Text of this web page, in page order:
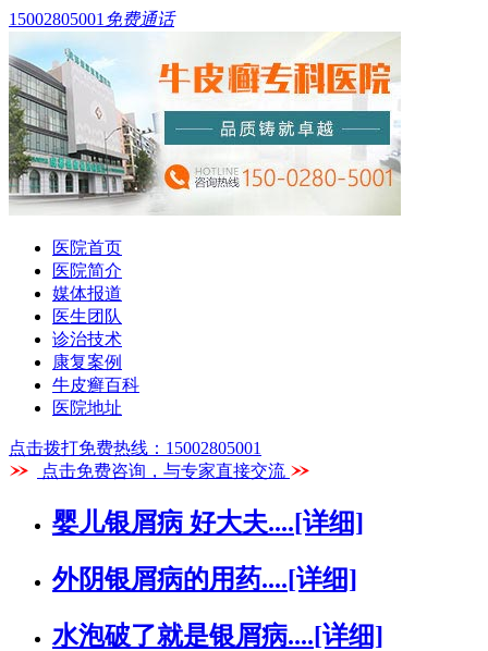
15002805001 免费通话
医院首页
医院简介
媒体报道
医生团队
诊治技术
康复案例
牛皮癣百科
医院地址
点击拨打免费热线：15002805001
点击免费咨询，与专家直接交流
婴儿银屑病 好大夫....[详细]
外阴银屑病的用药....[详细]
水泡破了就是银屑病....[详细]